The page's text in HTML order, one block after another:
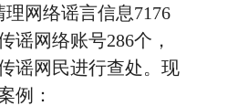
理网络谣言信息7176
谣网络账号286个，
谣网民进行查处。现
例：